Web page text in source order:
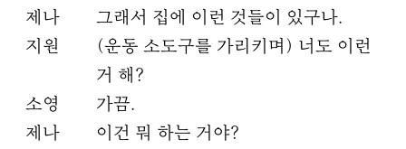
제나
그래서 집에 이런 것들이 있구나.
지원
(운동 소도구를 가리키며) 너도 이런
거 해?
소영
가끔.
제나
이건 뭐 하는 거야?